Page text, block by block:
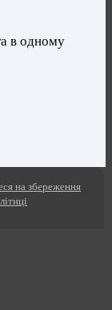
в одному
на збереження